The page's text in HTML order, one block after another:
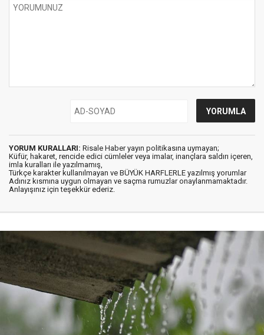
YORUM KURALLARI: Risale Haber yayın politikasına uymayan;
Küfür, hakaret, rencide edici cümleler veya imalar, inançlara saldırı içeren,
imla kuralları ile yazılmamış,
Türkçe karakter kullanılmayan ve BÜYÜK HARFLERLE yazılmış yorumlar
Adınız kısmına uygun olmayan ve saçma rumuzlar onaylanmamaktadır.
Anlayışınız için teşekkür ederiz.